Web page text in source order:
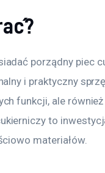
porządny piec
i praktyczny
funkcji, ale również
to
materiałów.